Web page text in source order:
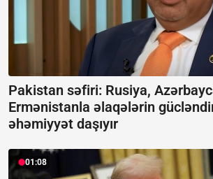
Pakistan səfiri: Rusiya,
Ermənistanla əlaqələrin
əhəmiyyət daşıyır
01:08